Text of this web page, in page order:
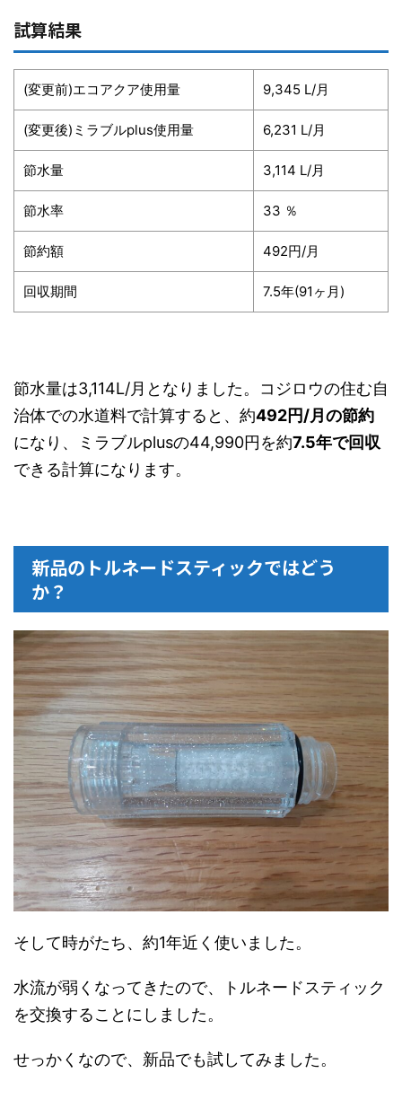
試算結果
(変更前)エコアクア使用量 9,345 L/月
(変更後)ミラブルplus使用量 6,231 L/月
節水量 3,114 L/月
節水率 33 ％
節約額 492円/月
回収期間 7.5年(91ヶ月)
節水量は3,114L/月となりました。コジロウの住む自
治体での水道料で計算すると、約492円/月の節約
になり、ミラブルplusの44,990円を約7.5年で回収
できる計算になります。
新品のトルネードスティックではどう
か？
そして時がたち、約1年近く使いました。
水流が弱くなってきたので、トルネードスティック
を交換することにしました。
せっかくなので、新品でも試してみました。